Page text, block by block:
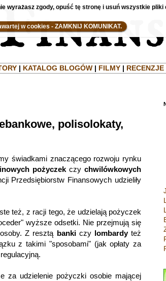
| KATALOG BLOGÓW| FILMY|
polisolokaty,
świadkami znaczącego rozwoju rynku
pożyczekczychwilówkowych
Przedsiębiorstw Finansowych udzieliły
też, z racji tego, że udzielają pożyczek
wyższe odsetki. Nie przejmują się
Z resztą bankiczy lombardyteż
z takimi "sposobami" (jak opłaty za
za udzielenie pożyczki osobie mającej
zgody, opuść tę stronę i usuń wszystkie pliki
w cookies - ZAMKNIJ KOMUNIKAT.